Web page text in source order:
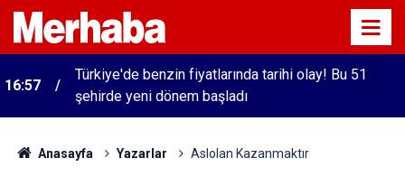
16:57
Türkiye'de benzin fiyatlarında tarihi olay! Bu 51
şehirde yeni dönem başladı
Anasayfa Yazarlar Aslolan Kazanmaktır